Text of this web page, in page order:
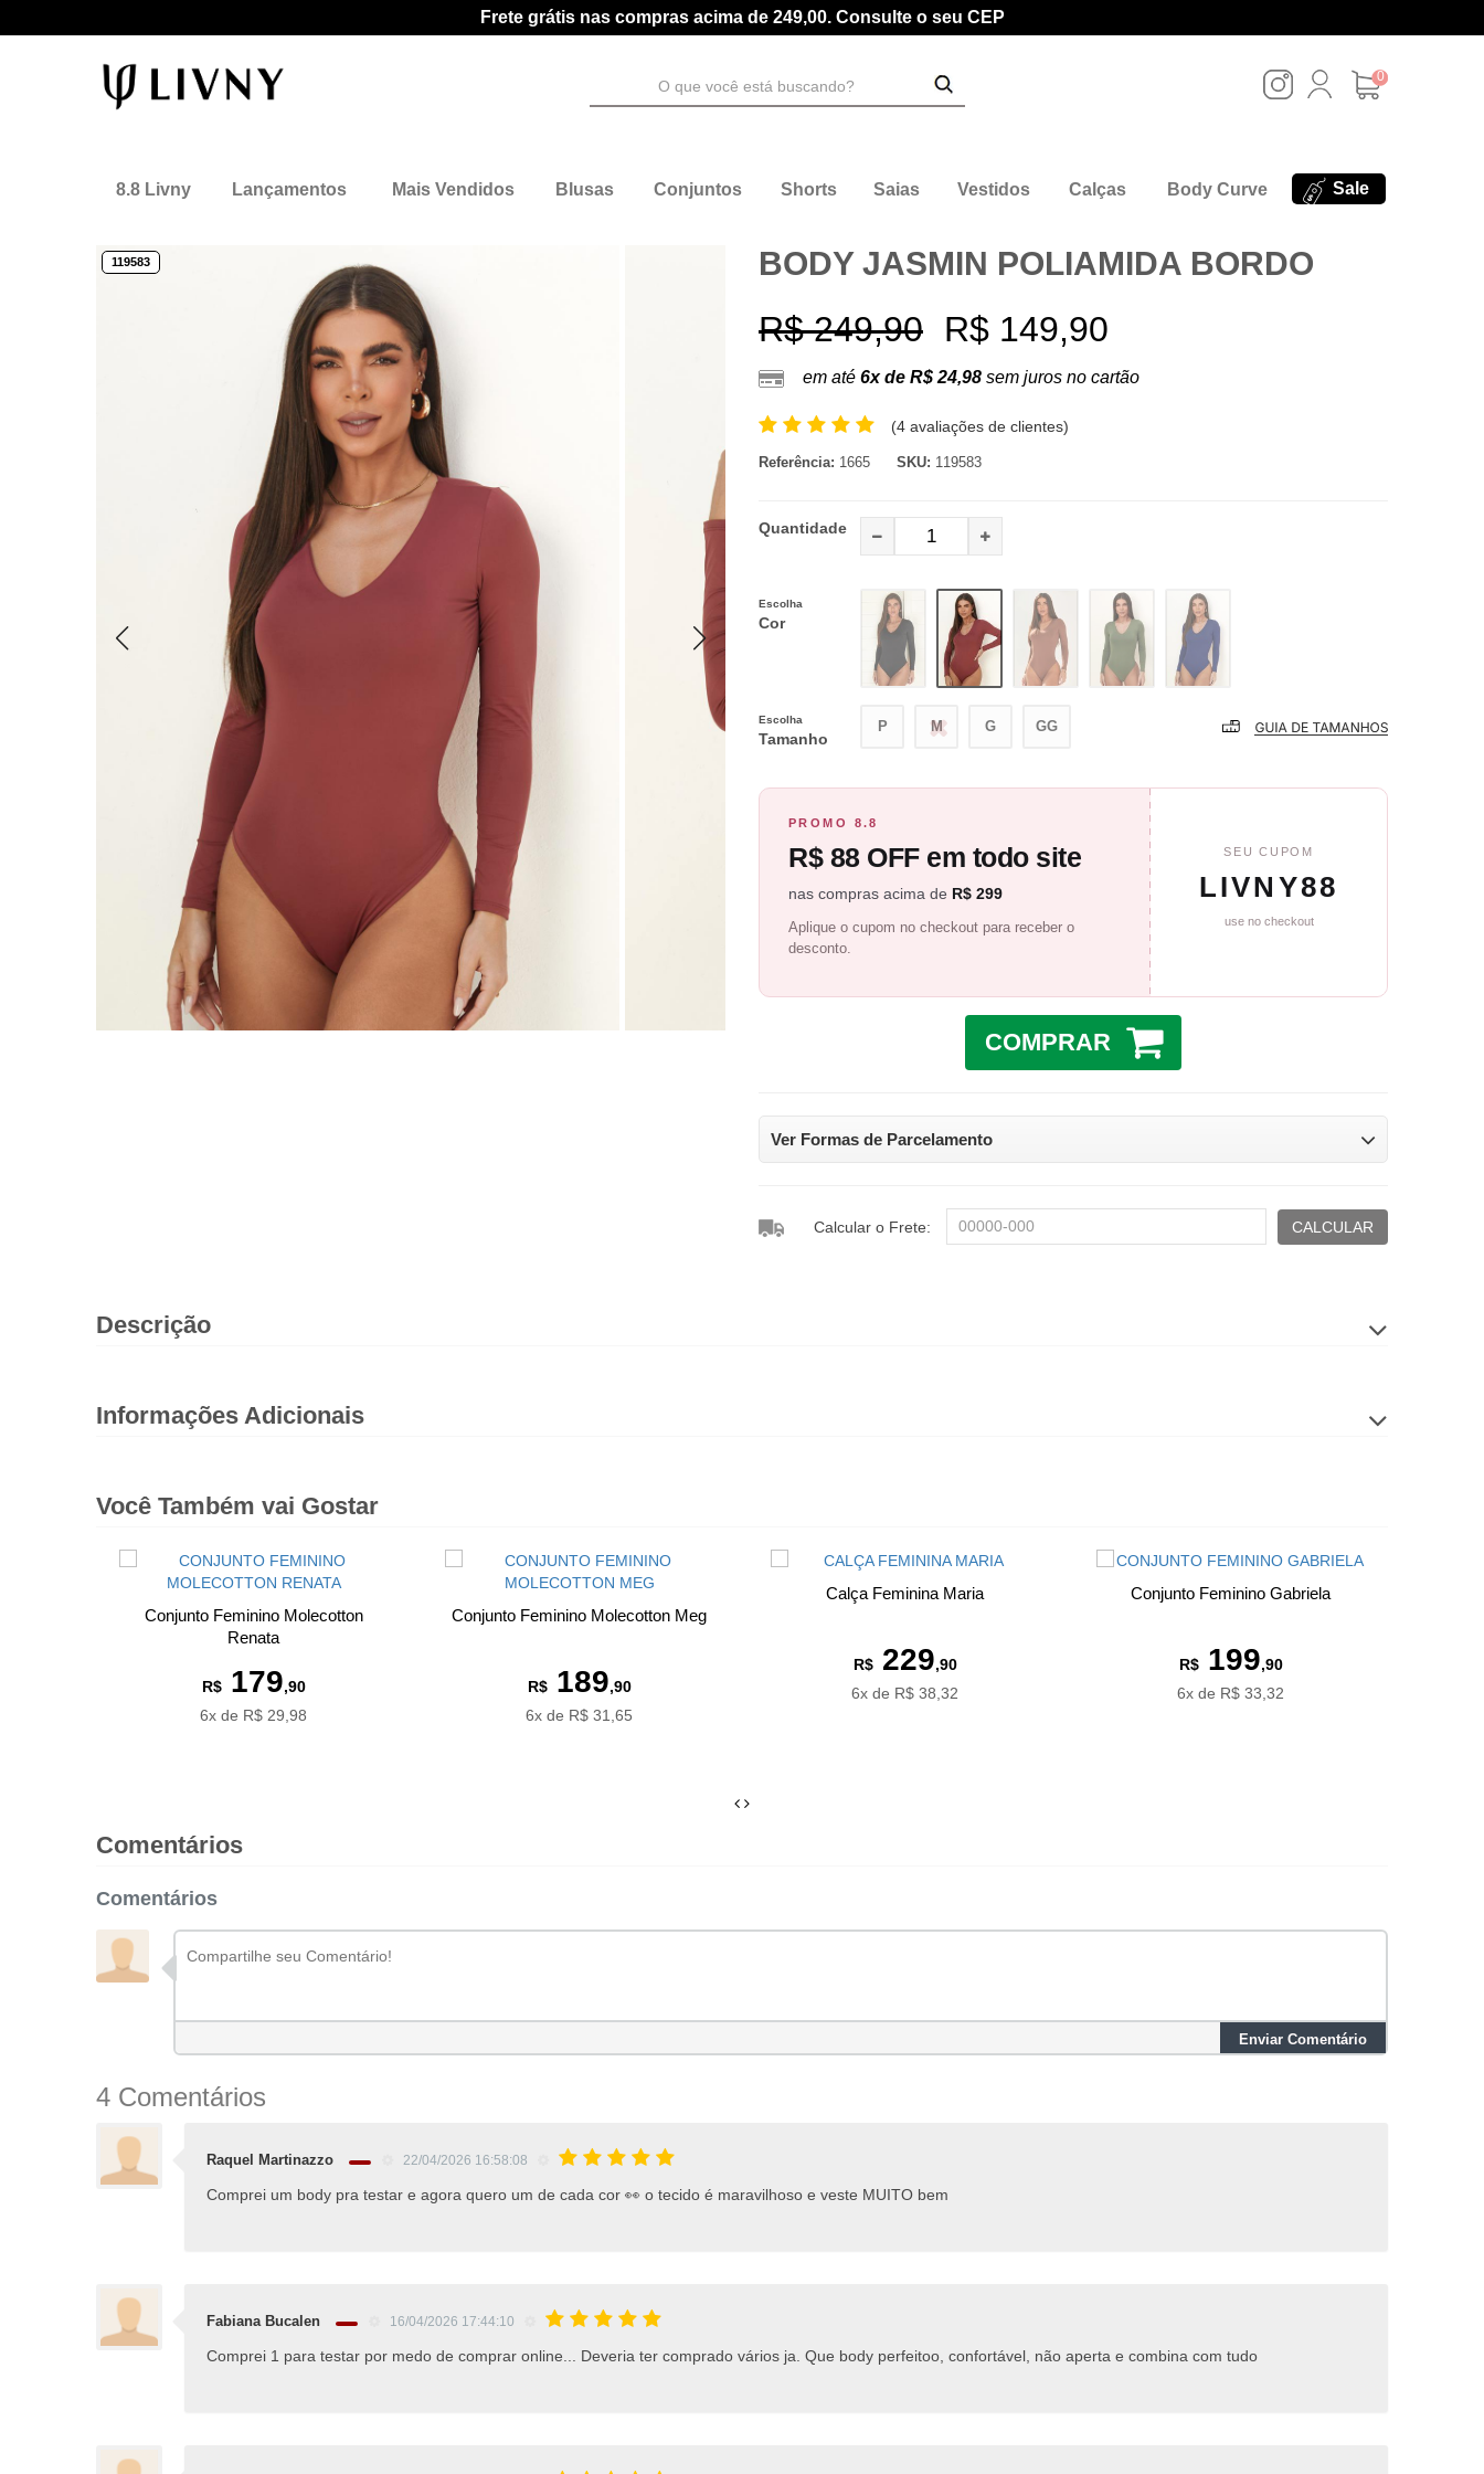
Frete grátis nas compras acima de 249,00. Consulte o seu CEP
0
8.8 Livny Lançamentos Mais Vendidos Blusas Conjuntos Shorts Saias Vestidos Calças Body Curve Sale
119583 BODY JASMIN POLIAMIDA BORDO
R$ 249,90 R$ 149,90
em até 6x de R$ 24,98 sem juros no cartão
(4 avaliações de clientes)
Referência: 1665 SKU: 119583
Quantidade
Escolha
Cor
Escolha
Tamanho
P M G GG
PROMO 8.8
R$ 88 OFF em todo site
nas compras acima de R$ 299
Aplique o cupom no checkout para receber o
desconto.
SEU CUPOM
LIVNY88
use no checkout
COMPRAR
Ver Formas de Parcelamento
Calcular o Frete: CALCULAR
Descrição
Informações Adicionais
Você Também vai Gostar
Conjunto Feminino Molecotton
Renata
R$179,90
6x de R$ 29,98
Conjunto Feminino Molecotton Meg
R$189,90
6x de R$ 31,65
Calça Feminina Maria
R$229,90
6x de R$ 38,32
Conjunto Feminino Gabriela
R$199,90
6x de R$ 33,32
Comentários
Comentários
Enviar Comentário
4 Comentários
Raquel Martinazzo 22/04/2026 16:58:08
Comprei um body pra testar e agora quero um de cada cor 👀 o tecido é maravilhoso e veste MUITO bem
Fabiana Bucalen 16/04/2026 17:44:10
Comprei 1 para testar por medo de comprar online... Deveria ter comprado vários ja. Que body perfeitoo, confortável, não aperta e combina com tudo